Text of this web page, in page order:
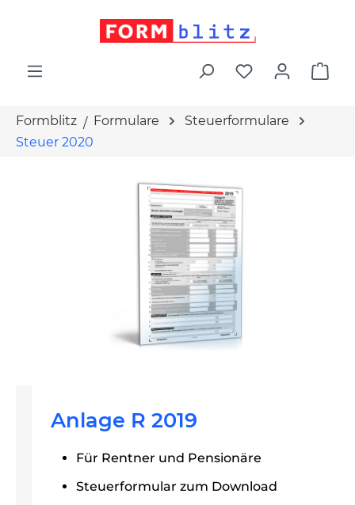
Formblitz Formulare
Steuerformulare
Steuer 2020
Anlage R 2019
Für Rentner und Pensionäre
Steuerformular zum Download